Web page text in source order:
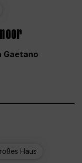
Gaetano
Haus